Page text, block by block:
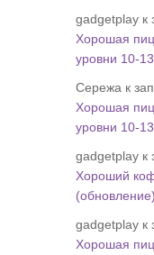
gadgetplay к
Хорошая
уровни 10-13
Сережа к
Хорошая
уровни 10-13
gadgetplay к
Хороший
(обновление)
gadgetplay к
Хорошая